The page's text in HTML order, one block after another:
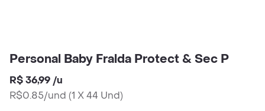
Personal Baby Fralda Protect & Sec P
R$ 36,99 /u
R$0.85/und (1 X 44 Und)